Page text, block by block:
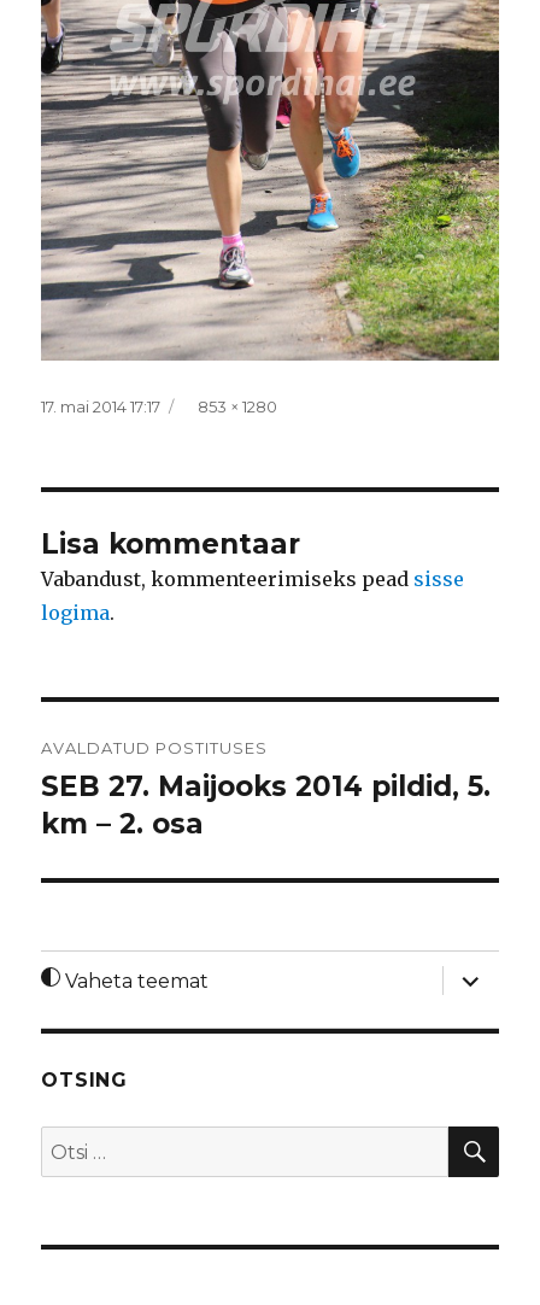
Postitatud
17. mai 2014 17:17 Täissuurus
853 × 1280
Lisa kommentaar
Vabandust, kommenteerimiseks pead sisse
logima.
AVALDATUD POSTITUSES
SEB 27. Maijooks 2014 pildid, 5.
km – 2. osa
Vaheta teemat
laienda
OTSING
Otsi: